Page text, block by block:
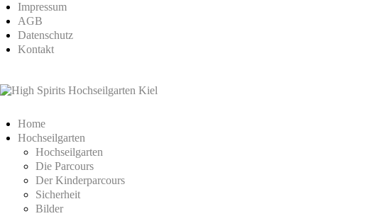
Impressum
AGB
Datenschutz
Kontakt
Home
Hochseilgarten
Hochseilgarten
Die Parcours
Der Kinderparcours
Sicherheit
Bilder